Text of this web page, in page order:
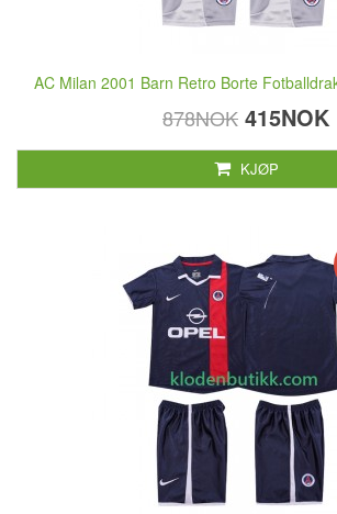
AC Milan 2001 Barn Retro Borte
878NOK 415NOK
KJØP